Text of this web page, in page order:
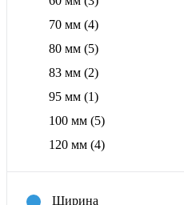
70 мм (4)
80 мм (5)
83 мм (2)
95 мм (1)
100 мм (5)
120 мм (4)
Ширина